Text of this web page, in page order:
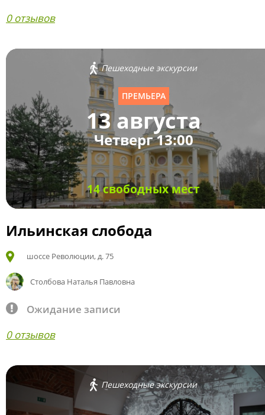
0 отзывов
Пешеходные экскурсии
ПРЕМЬЕРА
13 августа
Четверг 13:00
14 свободных мест
Ильинская слобода
шоссе Революции, д. 75
Столбова Наталья Павловна
Ожидание записи
0 отзывов
Пешеходные экскурсии